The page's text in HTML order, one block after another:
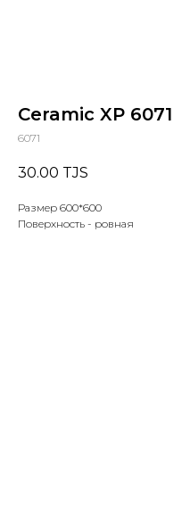
Ceramic XP 6071
6071
30.00 TJS
Размер 600*600
Поверхность - ровная